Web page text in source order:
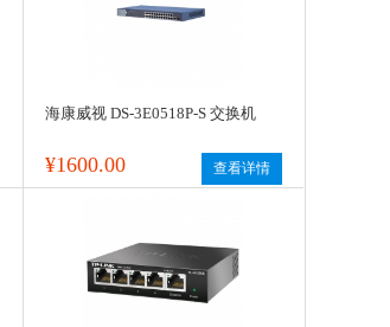
海康威视 DS-3E0518P-S 交换机
¥1600.00 查看详情